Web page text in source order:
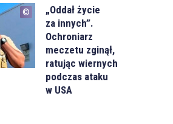
„Oddał życie
za innych”.
Ochroniarz
meczetu zginął,
ratując wiernych
podczas ataku
w USA